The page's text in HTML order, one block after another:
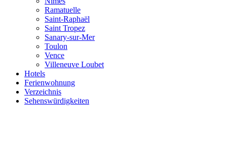
Ramatuelle
Saint-Raphaël
Saint Tropez
Sanary-sur-Mer
Toulon
Vence
Villeneuve Loubet
Hotels
Ferienwohnung
Verzeichnis
Sehenswürdigkeiten